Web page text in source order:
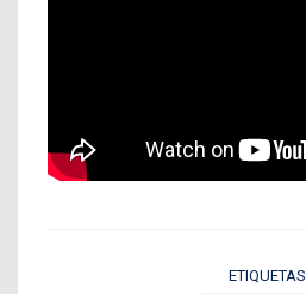
ETIQUETAS